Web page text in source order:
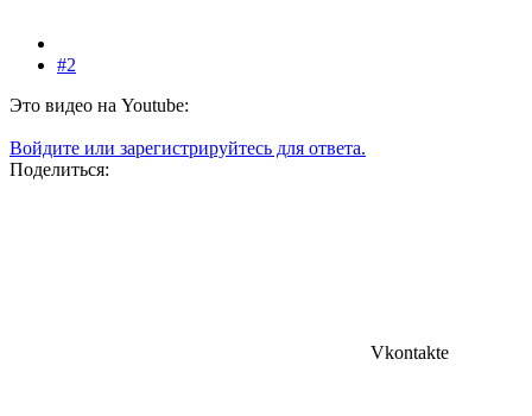
#2
Это видео на Youtube:
Войдите или зарегистрируйтесь для ответа.
Поделиться:
Vkontakte